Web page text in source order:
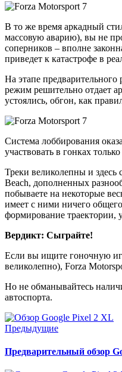
В то же время аркадный
массовую аварию), вы не
соперников – вполне
приведет к катастрофе в
На этапе
режим решительно отдает
устоялись, обгон, как
Система лоббирования
участвовать в гонках
Треки великолепны и здесь
Beach, дополненных
побываете на некоторые
имеет с ними ничего
формирование траектории,
Вердикт: Сыграйте!
Если вы ищите гоночную
великолепно), Forza
Но не обманывайтесь
автоспорта.
Предыдущие
Предварительный обзор